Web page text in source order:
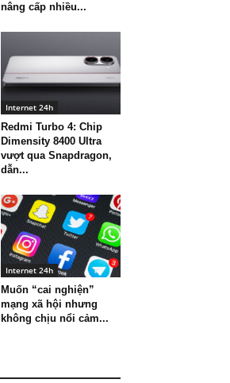
nâng cấp nhiều...
Internet 24h
Redmi Turbo 4: Chip
Dimensity 8400 Ultra
vượt qua Snapdragon,
dẫn...
Internet 24h
Muốn “cai nghiện”
mạng xã hội nhưng
không chịu nổi cảm...